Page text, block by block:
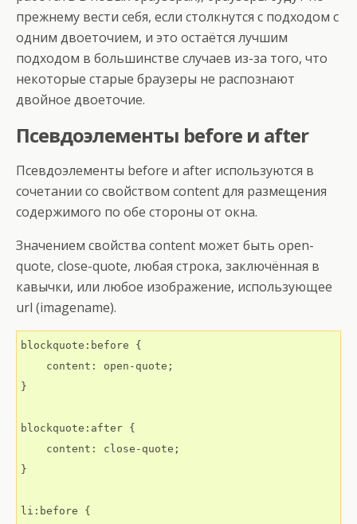
прежнему вести себя, если столкнутся с подходом с
одним двоеточием, и это остаётся лучшим
подходом в большинстве случаев из-за того, что
некоторые старые браузеры не распознают
двойное двоеточие.
Псевдоэлементы before и after
Псевдоэлементы before и after используются в
сочетании со свойством content для размещения
содержимого по обе стороны от окна.
Значением свойства content может быть open-
quote, close-quote, любая строка, заключённая в
кавычки, или любое изображение, использующее
url (imagename).
blockquote:before {
    content: open-quote;
}
blockquote:after {
    content: close-quote;
}
li:before {